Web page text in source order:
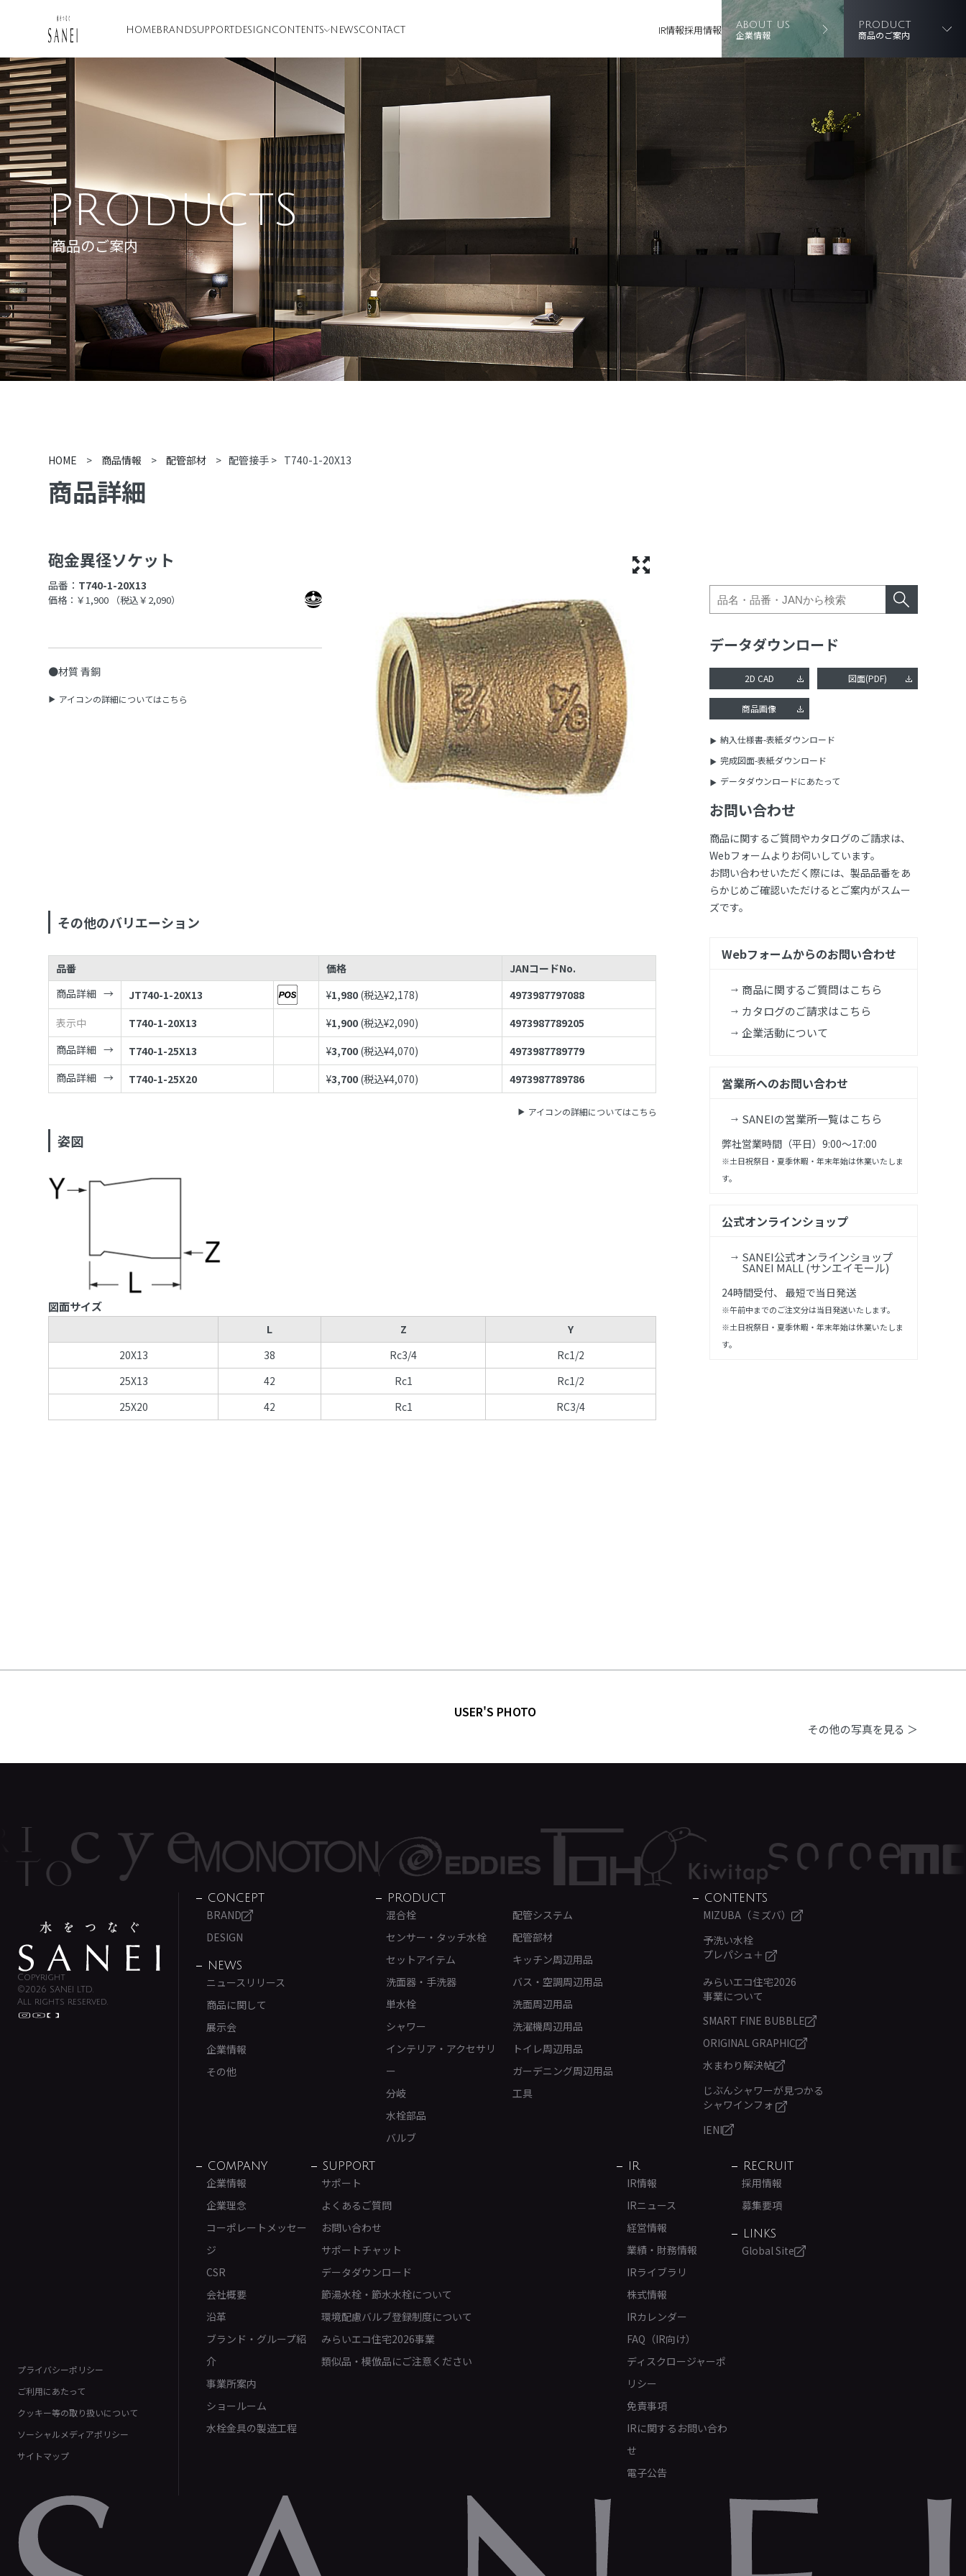
HOME BRANDSUPPORT DESIGN CONTENTS NEWSCONTACT IR情報採用情報 ABOUT US
企業情報
PRODUCT
商品のご案内
PRODUCTS
商品のご案内
HOME > 商品情報 > 配管部材 > 配管接手 > T740-1-20X13
商品詳細
砲金異径ソケット
品番： T740-1-20X13
価格：￥1,900 （税込￥2,090）
●材質 青銅
アイコンの詳細についてはこちら
その他のバリエーション
品番 価格
JANコードNo.
商品詳細
JT740-1-20X13 ¥1,980 (税込¥2,178)
4973987797088
表示中
T740-1-20X13 ¥1,900 (税込¥2,090)
4973987789205
商品詳細
T740-1-25X13 ¥3,700 (税込¥4,070)
4973987789779
商品詳細
T740-1-25X20 ¥3,700 (税込¥4,070) 4973987789786
アイコンの詳細についてはこちら
姿図
図面サイズ
L Z
Y
20X13
38 Rc3/4
Rc1/2
25X13
42 Rc1
Rc1/2
25X20
42 Rc1 RC3/4
データダウンロード
2D CAD 図面(PDF)
商品画像
納入仕様書-表紙ダウンロード
完成図面-表紙ダウンロード
データダウンロードにあたって
お問い合わせ
商品に関するご質問やカタログのご請求は、
Webフォームよりお伺いしています。
お問い合わせいただく際には、製品品番をあ
らかじめご確認いただけるとご案内がスムー
ズです。
Webフォームからのお問い合わせ
商品に関するご質問はこちら
カタログのご請求はこちら
企業活動について
営業所へのお問い合わせ
SANEIの営業所一覧はこちら
弊社営業時間（平日）9:00～17:00
※土日祝祭日・夏季休暇・年末年始は休業いたしま
す。
公式オンラインショップ
SANEI公式オンラインショップ
SANEI MALL (サンエイモール)
24時間受付、 最短で当日発送
※午前中までのご注文分は当日発送いたします。
※土日祝祭日・夏季休暇・年末年始は休業いたしま
す。
USER'S PHOTO
その他の写真を見る ＞
Copyright
©2026 SANEI LTD.
All rights reserved.
プライバシーポリシー
ご利用にあたって
クッキー等の取り扱いについて
ソーシャルメディアポリシー
サイトマップ
CONCEPT
BRAND
DESIGN
NEWS
ニュースリリース
商品に関して
展示会
企業情報
その他
PRODUCT
混合栓
センサー・タッチ水栓
セットアイテム
洗面器・手洗器
単水栓
シャワー
インテリア・アクセサリ
ー
分岐
水栓部品
バルブ
配管システム
配管部材
キッチン周辺用品
バス・空調周辺用品
洗面周辺用品
洗濯機周辺用品
トイレ周辺用品
ガーデニング周辺用品
工具
CONTENTS
MIZUBA（ミズバ）
予洗い水栓
プレパシュ＋
みらいエコ住宅2026
事業について
SMART FINE BUBBLE
ORIGINAL GRAPHIC
水まわり解決帖
じぶんシャワーが見つかる
シャワインフォ
IENI
COMPANY
企業情報
企業理念
コーポレートメッセー
ジ
CSR
会社概要
沿革
ブランド・グループ紹
介
事業所案内
ショールーム
水栓金具の製造工程
SUPPORT
サポート
よくあるご質問
お問い合わせ
サポートチャット
データダウンロード
節湯水栓・節水水栓について
環境配慮バルブ登録制度について
みらいエコ住宅2026事業
類似品・模倣品にご注意ください
IR
IR情報
IRニュース
経営情報
業績・財務情報
IRライブラリ
株式情報
IRカレンダー
FAQ（IR向け）
ディスクロージャーポ
リシー
免責事項
IRに関するお問い合わ
せ
電子公告
RECRUIT
採用情報
募集要項
LINKS
Global Site